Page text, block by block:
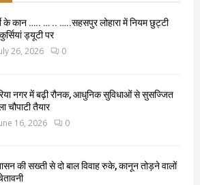
के कान ….. … .. …..सहसपुर लोहारा में नियम छुट्टी
ड्यूटी पर
26, 2026 0
नगर में बढ़ी रौनक, आधुनिक सुविधाओं से सुसज्जित
चौपाटी तैयार
16, 2026 0
की सख्ती से दो बाल विवाह रुके, कानून तोड़ने वालों